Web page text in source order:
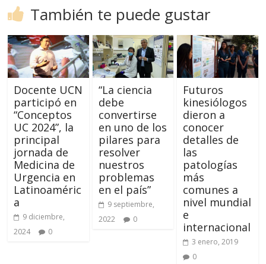
También te puede gustar
Docente UCN
participó en
“Conceptos
UC 2024”, la
principal
jornada de
Medicina de
Urgencia en
Latinoaméric
a
9 diciembre,
2024
0
“La ciencia
debe
convertirse
en uno de los
pilares para
resolver
nuestros
problemas
en el país”
9 septiembre,
2022
0
Futuros
kinesiólogos
dieron a
conocer
detalles de
las
patologías
más
comunes a
nivel mundial
e
internacional
3 enero, 2019
0